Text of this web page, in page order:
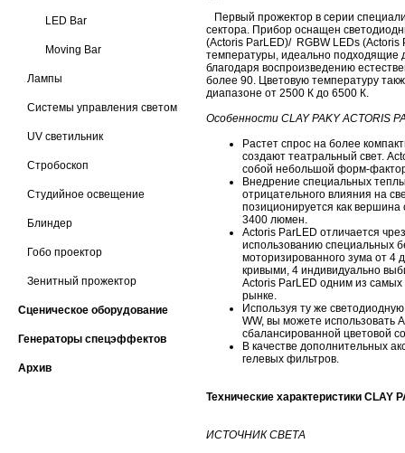
LED Bar
Moving Bar
Лампы
Системы управления светом
UV светильник
Стробоскоп
Студийное освещение
Блиндер
Гобо проектор
Зенитный прожектор
Сценическое оборудование
Генераторы спецэффектов
Архив
Первый прожектор в серии
сектора. Прибор оснащен
(Actoris ParLED)/ RGBW LEDs
температуры, идеально подходящие
благодаря воспроизведению
более 90. Цветовую температуру
диапазоне от 2500 К до 6500 К.
Особенности CLAY PAKY ACTORIS
Растет спрос на более
создают театральный свет.
собой небольшой форм-
Внедрение специальных
отрицательного влияния на
позиционируется как вершина
3400 люмен.
Actoris ParLED отличается
использованию специальных
моторизированного зума от 4
кривыми, 4 индивидуально
Actoris ParLED одним из самых
рынке.
Используя ту же
WW, вы можете использовать
сбалансированной цветовой
В качестве дополнительных
гелевых фильтров.
Технические характеристики CLAY
ИСТОЧНИК СВЕТА